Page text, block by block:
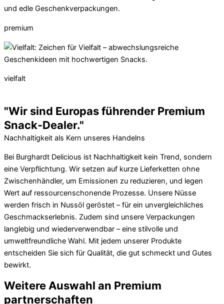
premium
vielfalt
"Wir sind Europas führender Premium
Snack-Dealer."
Nachhaltigkeit als Kern unseres Handelns
Bei Burghardt Delicious ist Nachhaltigkeit kein Trend, sondern
eine Verpflichtung. Wir setzen auf kurze Lieferketten ohne
Zwischenhändler, um Emissionen zu reduzieren, und legen
Wert auf ressourcenschonende Prozesse. Unsere Nüsse
werden frisch in Nussöl geröstet – für ein unvergleichliches
Geschmackserlebnis. Zudem sind unsere Verpackungen
langlebig und wiederverwendbar – eine stilvolle und
umweltfreundliche Wahl. Mit jedem unserer Produkte
entscheiden Sie sich für Qualität, die gut schmeckt und Gutes
bewirkt.
Weitere Auswahl an Premium
partnerschaften